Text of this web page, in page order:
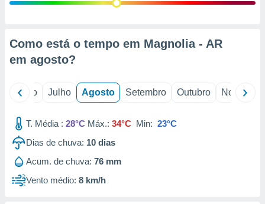
estudos
1199
Como está o tempo em Magnolia - AR
em agosto?
Junho Julho Agosto Setembro Outubro Novembro
T. Média : 28°C Máx.: 34°C Min: 23°C
Dias de chuva: 10 dias
Acum. de chuva: 76 mm
Vento médio: 8 km/h